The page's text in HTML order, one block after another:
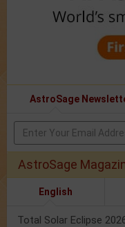
AstroSage
AstroSage
English
Total Solar Eclipse